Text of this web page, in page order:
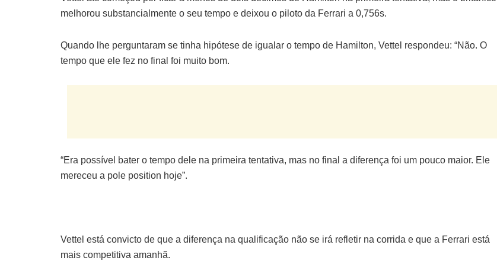
melhorou substancialmente o seu tempo e deixou o piloto da Ferrari a 0,756s.
Quando lhe perguntaram se tinha hipótese de igualar o tempo de Hamilton, Vettel respondeu: “Não. O
tempo que ele fez no final foi muito bom.
“Era possível bater o tempo dele na primeira tentativa, mas no final a diferença foi um pouco maior. Ele
mereceu a pole position hoje”.
Vettel está convicto de que a diferença na qualificação não se irá refletir na corrida e que a Ferrari está
mais competitiva amanhã.